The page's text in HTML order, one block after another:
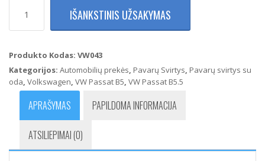
kiekis:
B5
Pavarų
perjungimo
bėgių)
IŠANKSTINIS UŽSAKYMAS
Produkto Kodas: VW043
Kategorijos: Automobilių prekės Pavarų Svirtys Pavarų svirtys su
oda Volkswagen VW Passat B5 VW Passat B5.5
APRAŠYMAS PAPILDOMA INFORMACIJA
ATSILIEPIMAI (0)